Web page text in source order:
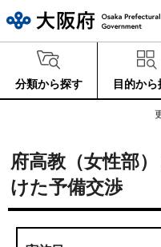
分類から探す 目的から
府高教（女性部
けた予備交渉